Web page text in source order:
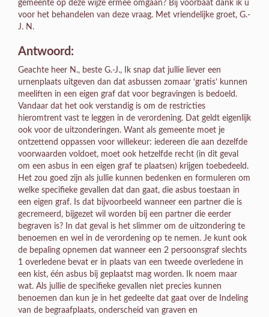
gemeente op deze wijze ermee omgaan? Bij voorbaat dank ik u
voor het behandelen van deze vraag. Met vriendelijke groet, G.-
J. N.
Antwoord:
Geachte heer N., beste G.-J., Ik snap dat jullie liever een
urnenplaats uitgeven dan dat asbussen zomaar ‘gratis’ kunnen
meeliften in een eigen graf dat voor begravingen is bedoeld.
Vandaar dat het ook verstandig is om de restricties
hieromtrent vast te leggen in de verordening. Dat geldt eigenlijk
ook voor de uitzonderingen. Want als gemeente moet je
ontzettend oppassen voor willekeur: iedereen die aan dezelfde
voorwaarden voldoet, moet ook hetzelfde recht (in dit geval
om een asbus in een eigen graf te plaatsen) krijgen toebedeeld.
Het zou goed zijn als jullie kunnen bedenken en formuleren om
welke specifieke gevallen dat dan gaat, die asbus toestaan in
een eigen graf. Is dat bijvoorbeeld wanneer een partner die is
gecremeerd, bijgezet wil worden bij een partner die eerder
begraven is? In dat geval is het slimmer om de uitzondering te
benoemen en wel in de verordening op te nemen. Je kunt ook
de bepaling opnemen dat wanneer een 2 persoonsgraf slechts
1 overledene bevat er in plaats van een tweede overledene in
een kist, één asbus bij geplaatst mag worden. Ik noem maar
wat. Als jullie de specifieke gevallen niet precies kunnen
benoemen dan kun je in het gedeelte dat gaat over de Indeling
van de begraafplaats, onderscheid van graven en